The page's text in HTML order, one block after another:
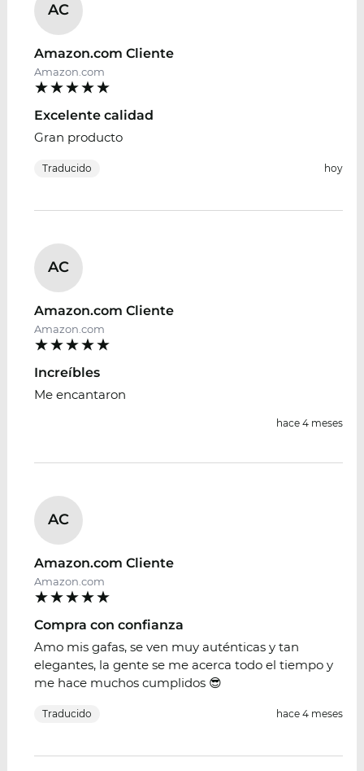
AC
Amazon.com Cliente
Amazon.com
Excelente calidad
Gran producto
Traducido hoy
AC
Amazon.com Cliente
Amazon.com
Increíbles
Me encantaron
hace 4 meses
AC
Amazon.com Cliente
Amazon.com
Compra con confianza
Amo mis gafas, se ven muy auténticas y tan
elegantes, la gente se me acerca todo el tiempo y
me hace muchos cumplidos 😎
Traducido hace 4 meses